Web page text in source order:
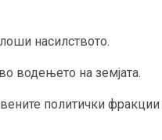
насилството.
водењето на земјата.
политички